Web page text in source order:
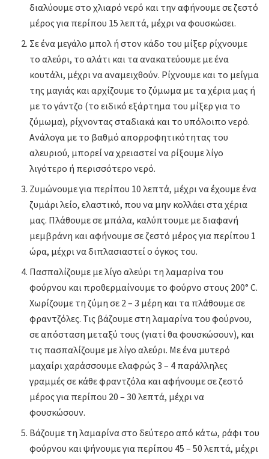
διαλύουμε στο χλιαρό νερό και την αφήνουμε σε ζεστό
μέρος για περίπου 15 λεπτά, μέχρι να φουσκώσει.
Σε ένα μεγάλο μπολ ή στον κάδο του μίξερ ρίχνουμε
το αλεύρι, το αλάτι και τα ανακατεύουμε με ένα
κουτάλι, μέχρι να αναμειχθούν. Ρίχνουμε και το μείγμα
της μαγιάς και αρχίζουμε το ζύμωμα με τα χέρια μας ή
με το γάντζο (το ειδικό εξάρτημα του μίξερ για το
ζύμωμα), ρίχνοντας σταδιακά και το υπόλοιπο νερό.
Ανάλογα με το βαθμό απορροφητικότητας του
αλευριού, μπορεί να χρειαστεί να ρίξουμε λίγο
λιγότερο ή περισσότερο νερό.
Ζυμώνουμε για περίπου 10 λεπτά, μέχρι να έχουμε ένα
ζυμάρι λείο, ελαστικό, που να μην κολλάει στα χέρια
μας. Πλάθουμε σε μπάλα, καλύπτουμε με διαφανή
μεμβράνη και αφήνουμε σε ζεστό μέρος για περίπου 1
ώρα, μέχρι να διπλασιαστεί ο όγκος του.
Πασπαλίζουμε με λίγο αλεύρι τη λαμαρίνα του
φούρνου και προθερμαίνουμε το φούρνο στους 200° C.
Xωρίζουμε τη ζύμη σε 2 – 3 μέρη και τα πλάθουμε σε
φραντζόλες. Τις βάζουμε στη λαμαρίνα του φούρνου,
σε απόσταση μεταξύ τους (γιατί θα φουσκώσουν), και
τις πασπαλίζουμε με λίγο αλεύρι. Με ένα μυτερό
μαχαίρι χαράσσουμε ελαφρώς 3 – 4 παράλληλες
γραμμές σε κάθε φραντζόλα και αφήνουμε σε ζεστό
μέρος για περίπου 20 – 30 λεπτά, μέχρι να
φουσκώσουν.
Βάζουμε τη λαμαρίνα στο δεύτερο από κάτω, ράφι του
φούρνου και ψήνουμε για περίπου 45 – 50 λεπτά, μέχρι